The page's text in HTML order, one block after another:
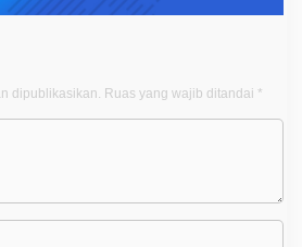
dipublikasikan. Ruas yang wajib ditandai *